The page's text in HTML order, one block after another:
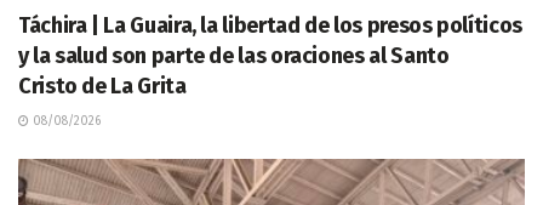
Táchira | La Guaira, la libertad de los presos políticos
y la salud son parte de las oraciones al Santo
Cristo de La Grita
08/08/2026